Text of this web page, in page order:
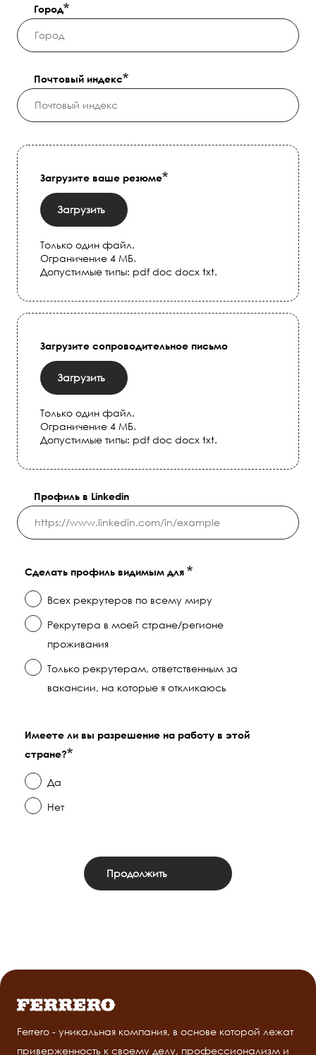
Город
Почтовый индекс
Загрузите ваше резюме
Загрузить
Только один файл.
Ограничение 4 МБ.
Допустимые типы: pdf doc docx txt.
Загрузите сопроводительное письмо
Загрузить
Только один файл.
Ограничение 4 МБ.
Допустимые типы: pdf doc docx txt.
Профиль в Linkedin
Сделать профиль видимым для
Всех рекрутеров по всему миру
Рекрутера в моей стране/регионе
проживания
Только рекрутерам, ответственным за
вакансии, на которые я откликаюсь
Имеете ли вы разрешение на работу в этой
стране?
Да
Нет
Ferrero - уникальная компания, в основе которой лежат
приверженность к своему делу, профессионализм и